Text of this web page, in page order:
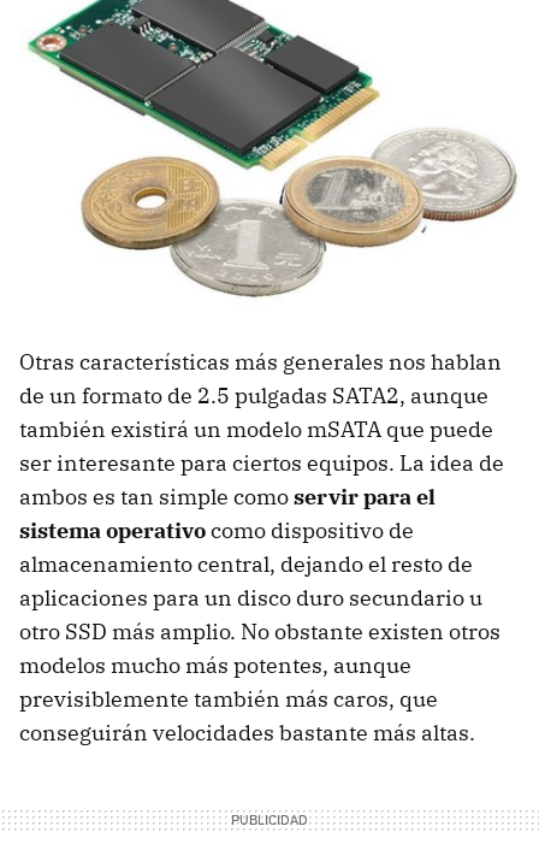
Otras características más generales nos hablan
de un formato de 2.5 pulgadas SATA2, aunque
también existirá un modelo mSATA que puede
ser interesante para ciertos equipos. La idea de
ambos es tan simple comoservir para el
sistema operativocomo dispositivo de
almacenamiento central, dejando el resto de
aplicaciones para un disco duro secundario u
otro SSD más amplio. No obstante existen otros
modelos mucho más potentes, aunque
previsiblemente también más caros, que
conseguirán velocidades bastante más altas.